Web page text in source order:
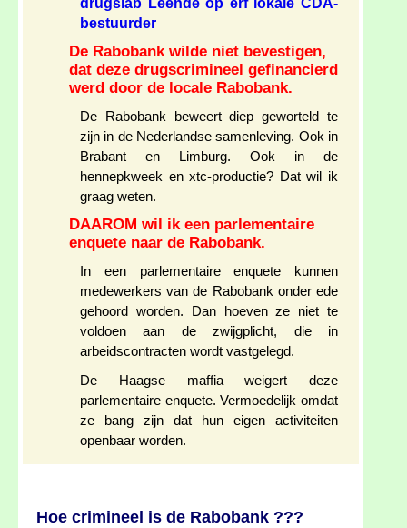
drugslab Leende op erf lokale CDA-
bestuurder
De Rabobank wilde niet bevestigen,
dat deze drugscrimineel gefinancierd
werd door de locale Rabobank.
De Rabobank beweert diep geworteld te
zijn in de Nederlandse samenleving. Ook in
Brabant en Limburg. Ook in de
hennepkweek en xtc-productie? Dat wil ik
graag weten.
DAAROM wil ik een parlementaire
enquete naar de Rabobank.
In een parlementaire enquete kunnen
medewerkers van de Rabobank onder ede
gehoord worden. Dan hoeven ze niet te
voldoen aan de zwijgplicht, die in
arbeidscontracten wordt vastgelegd.
De Haagse maffia weigert deze
parlementaire enquete. Vermoedelijk omdat
ze bang zijn dat hun eigen activiteiten
openbaar worden.
Hoe crimineel is de Rabobank ???